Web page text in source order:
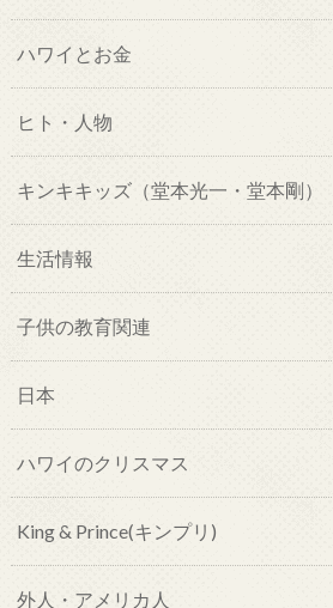
ハワイとお金
ヒト・人物
キンキキッズ（堂本光一・堂本剛）
生活情報
子供の教育関連
日本
ハワイのクリスマス
King & Prince(キンプリ)
外人・アメリカ人